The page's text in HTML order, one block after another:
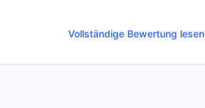
Vollständige Bewertung lesen